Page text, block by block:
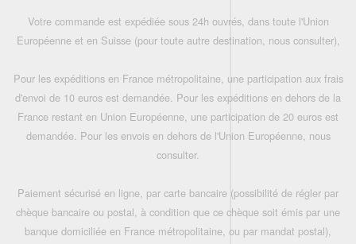
Votre commande est expédiée sous 24h ouvrés, dans toute l'Union
Européenne et en Suisse (pour toute autre destination, nous consulter),
Pour les expéditions en France métropolitaine, une participation aux frais
d'envoi de 10 euros est demandée. Pour les expéditions en dehors de la
France restant en Union Européenne, une participation de 20 euros est
demandée. Pour les envois en dehors de l'Union Européenne, nous
consulter.
Paiement sécurisé en ligne, par carte bancaire (possibilité de régler par
chèque bancaire ou postal, à condition que ce chèque soit émis par une
banque domiciliée en France métropolitaine, ou par mandat postal),